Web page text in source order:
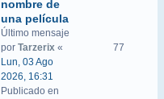
nombre de
una película
Último mensaje
por Tarzerix «
Lun, 03 Ago
2026, 16:31
Publicado en
77